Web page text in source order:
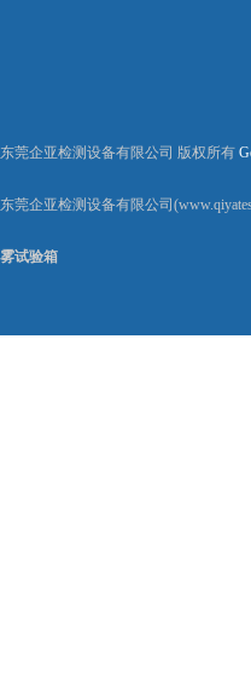
东莞企亚检测设备有限公司 版权所有
东莞企亚检测设备有限公司
雾试验箱